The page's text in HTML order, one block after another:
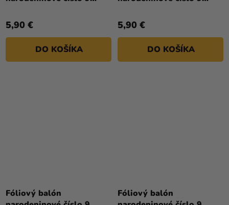
5,90 €
DO KOŠÍKA
5,90 €
DO KOŠÍKA
Fóliový balón
Fóliový balón